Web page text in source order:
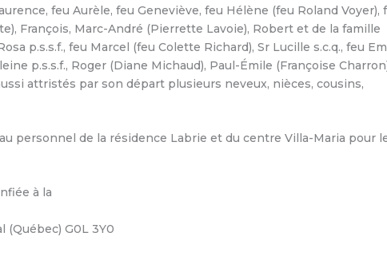
feu Aurèle, feu Geneviève, feu Hélène (feu Roland Voyer),
François, Marc-André (Pierrette Lavoie), Robert et de la famille
p.s.s.f., feu Marcel (feu Colette Richard), Sr Lucille s.c.q., feu
p.s.s.f., Roger (Diane Michaud), Paul-Émile (Françoise
attristés par son départ plusieurs neveux, nièces, cousins,
personnel de la résidence Labrie et du centre Villa-Maria pour
à la
(Québec) G0L 3Y0